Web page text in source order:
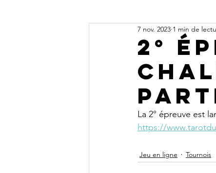
Licenciés FFT Autre Club
2°
7 nov. 2023 1 min de
La 2° épreuve est
https://
Jeu en ligne Tournois